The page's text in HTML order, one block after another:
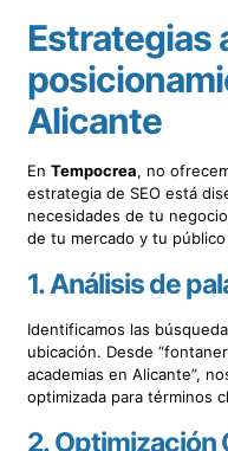
Estrategias
Alicante
EnTempocrea, no
estrategia de SEO está
necesidades de tu
de tu mercado y tu
1.Análisis de
Identificamos las
ubicación. Desde
academias en Alicante”,
optimizada para términos
2.Optimización